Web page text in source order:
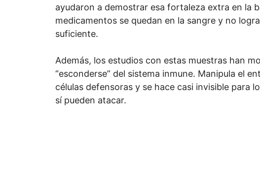
ayudaron a demostrar esa fortaleza extra en la
medicamentos se quedan en la sangre y no
suficiente.
Además, los estudios con estas muestras han
“esconderse” del sistema inmune. Manipula el
células defensoras y se hace casi invisible para
sí pueden atacar.